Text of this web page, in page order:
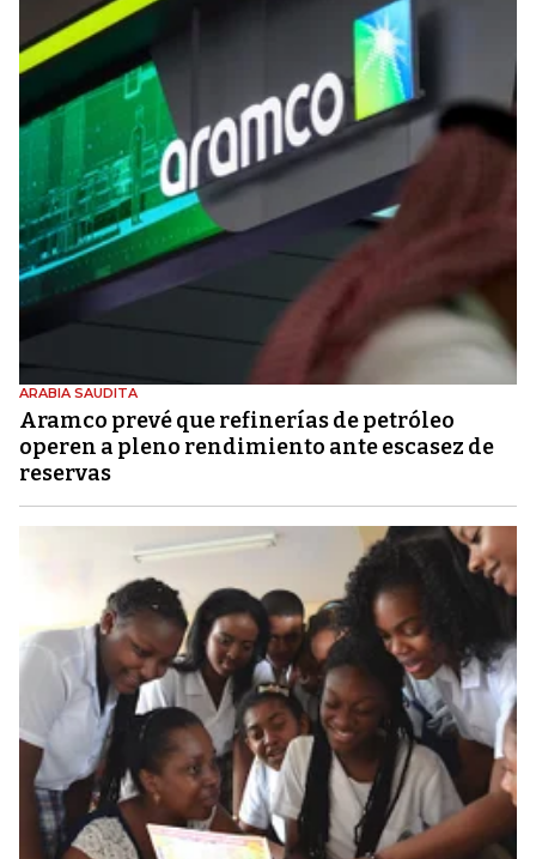
ARABIA SAUDITA
Aramco prevé que refinerías de petróleo
operen a pleno rendimiento ante escasez de
reservas